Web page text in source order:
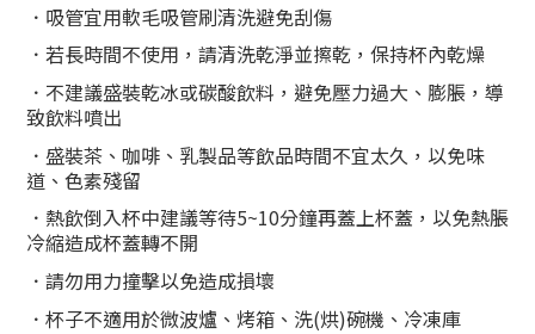
． 吸管宜用軟毛吸管刷清洗避免刮傷
． 若長時間不使用，請清洗乾淨並擦乾，保持杯內乾燥
． 不建議盛裝乾冰或碳酸飲料，避免壓力過大、膨脹，導
致飲料噴出
． 盛裝茶、咖啡、乳製品等飲品時間不宜太久，以免味
道、色素殘留
．熱飲倒入杯中建議等待5~10分鐘再蓋上杯蓋，以免熱脹
冷縮造成杯蓋轉不開
． 請勿用力撞擊以免造成損壞
． 杯子不適用於微波爐、烤箱、洗(烘)碗機、冷凍庫